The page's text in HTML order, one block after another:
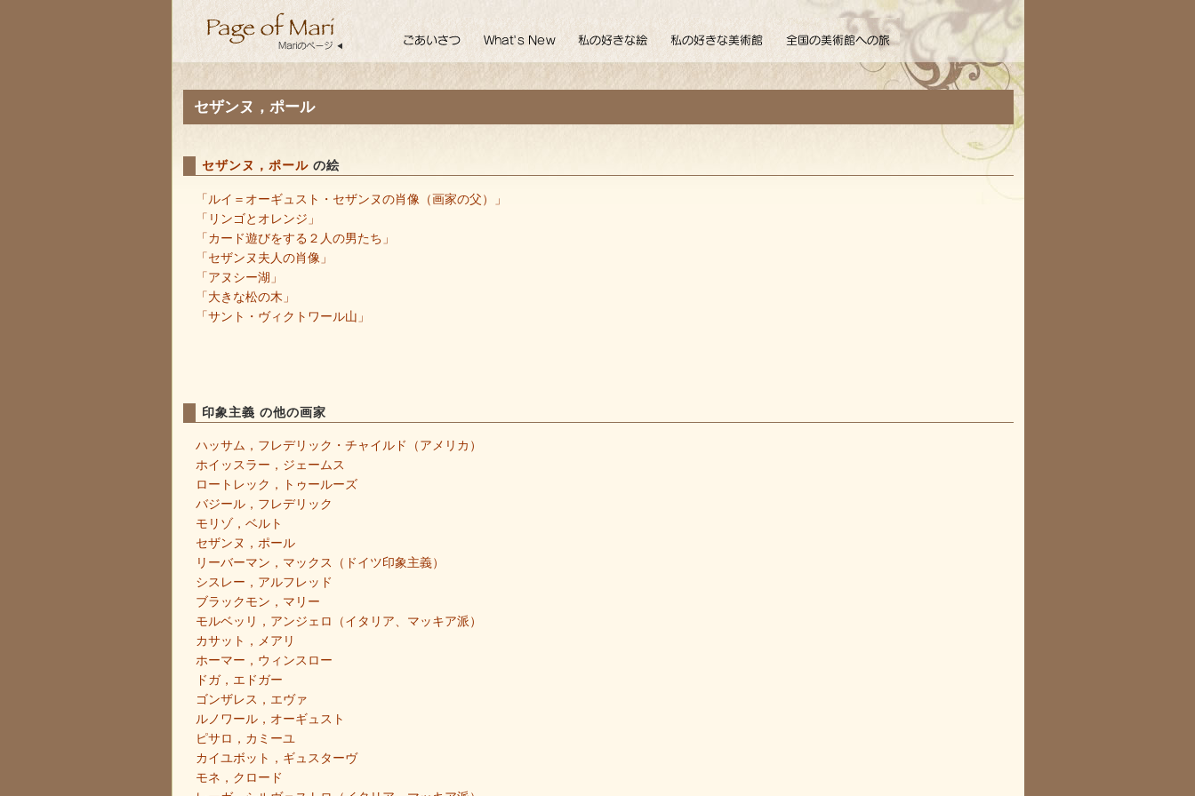
セザンヌ，ポール
セザンヌ，ポールの絵
「ルイ＝オーギュスト・セザンヌの肖像（画家の父）」
「リンゴとオレンジ」
「カード遊びをする２人の男たち」
「セザンヌ夫人の肖像」
「アヌシー湖」
「大きな松の木」
「サント・ヴィクトワール山」
印象主義 の他の画家
ハッサム，フレデリック・チャイルド（アメリカ）
ホイッスラー，ジェームス
ロートレック，トゥールーズ
バジール，フレデリック
モリゾ，ベルト
セザンヌ，ポール
リーバーマン，マックス（ドイツ印象主義）
シスレー，アルフレッド
ブラックモン，マリー
モルベッリ，アンジェロ（イタリア、マッキア派）
カサット，メアリ
ホーマー，ウィンスロー
ドガ，エドガー
ゴンザレス，エヴァ
ルノワール，オーギュスト
ピサロ，カミーユ
カイユボット，ギュスターヴ
モネ，クロード